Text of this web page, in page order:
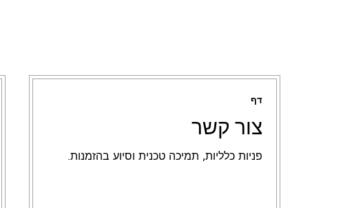
דף
צור קשר
פניות כלליות, תמיכה טכנית וסיוע בהזמנות.